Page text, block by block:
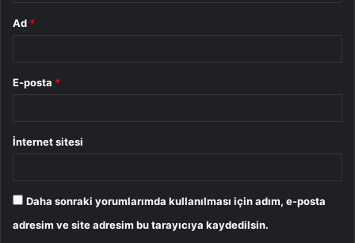
Ad *
E-posta *
İnternet sitesi
Daha sonraki yorumlarımda kullanılması için adım, e-posta
adresim ve site adresim bu tarayıcıya kaydedilsin.